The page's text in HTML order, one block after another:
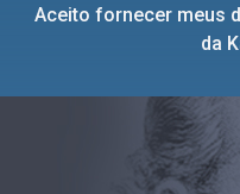
Aceito fornecer meus
da